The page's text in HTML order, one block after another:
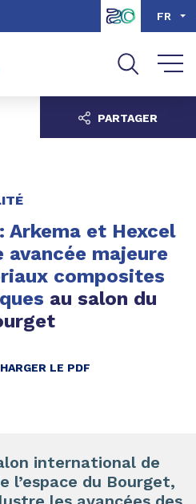
FR
Arkema et Hexcel
avancée majeure
composites
au salon du
LE PDF
PARTAGER
international de
l’espace du Bourget,